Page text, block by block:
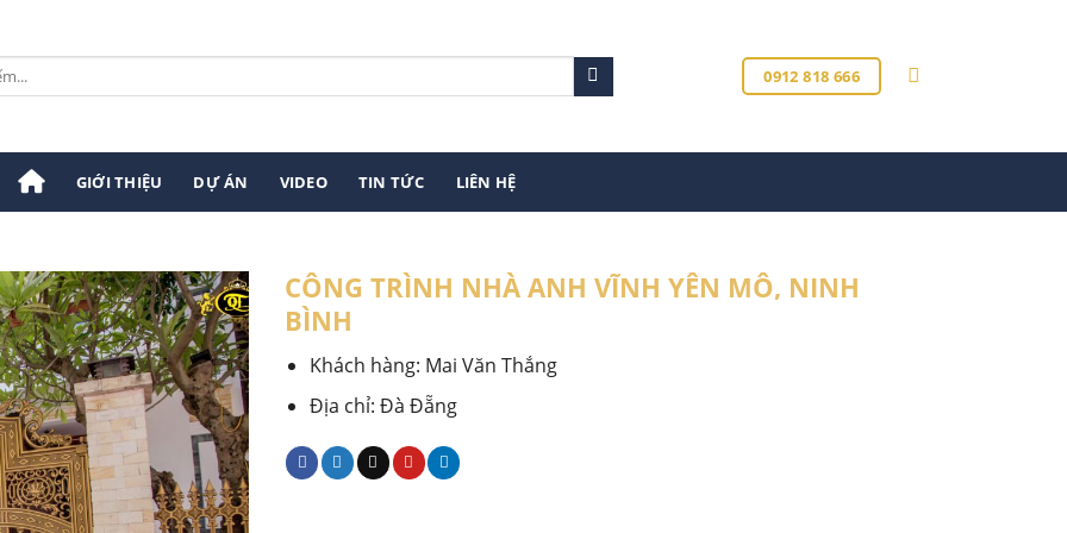
0912 818 666
GIỚI THIỆU DỰ ÁN VIDEO TIN TỨC LIÊN HỆ
CÔNG TRÌNH NHÀ ANH VĨNH YÊN MÔ, NINH
BÌNH
Khách hàng: Mai Văn Thắng
Địa chỉ: Đà Đẵng